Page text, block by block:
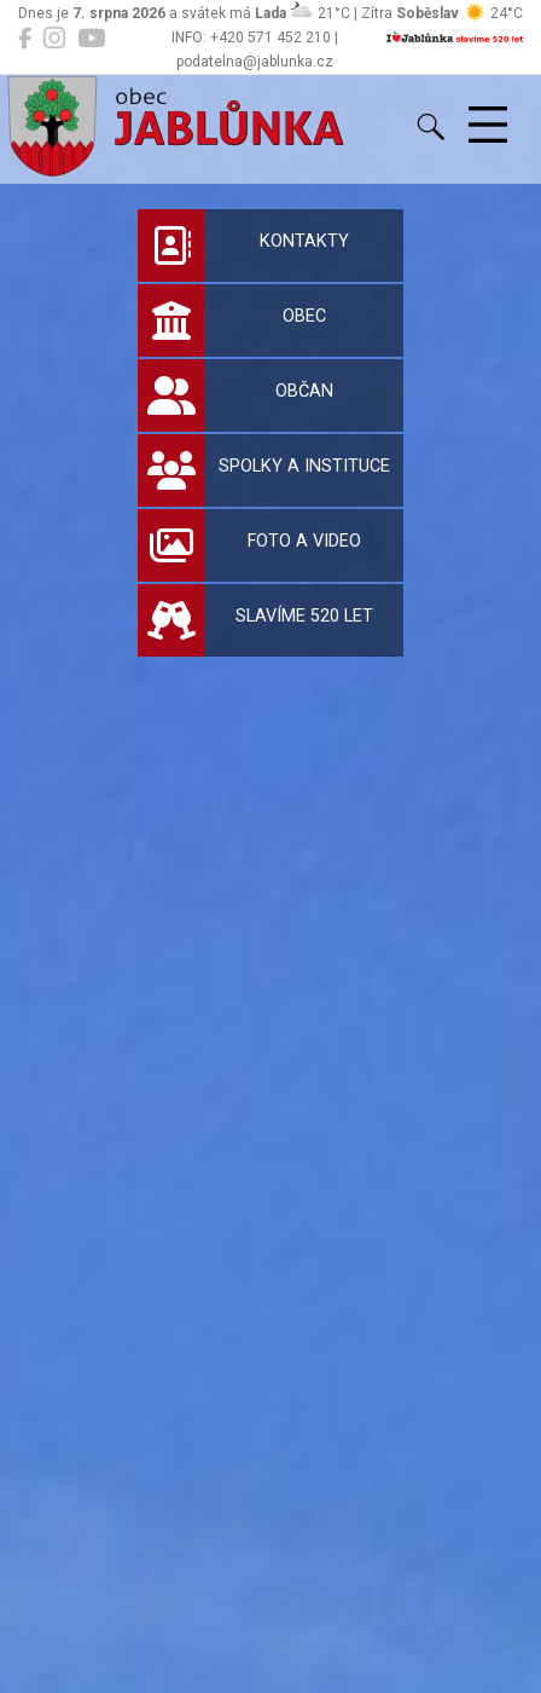
INFO: +420 571 452 210 |
podatelna@jablunka.cz
Dnes je 7. srpna 2026 a svátek má Lada 21°C | Zítra Soběslav 24°C
Jablůnka
Oficiální stránky
KONTAKTY
OBEC
OBČAN
SPOLKY A INSTITUCE
FOTO A VIDEO
SLAVÍME 520 LET